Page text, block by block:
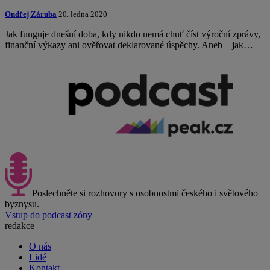
Ondřej Záruba 20. ledna 2020
Jak funguje dnešní doba, kdy nikdo nemá chuť číst výroční zprávy,
finanční výkazy ani ověřovat deklarované úspěchy. Aneb – jak…
Poslechněte si rozhovory s osobnostmi českého i světového
byznysu.
Vstup do podcast zóny
redakce
O nás
Lidé